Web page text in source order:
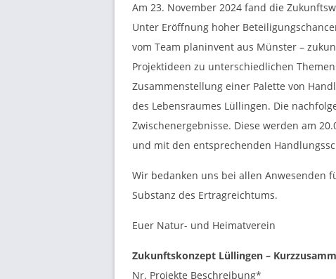
D
E
D
O
R
F
Am 23. November 2024 fand die
Unter Eröffnung hoher
vom Team planinvent aus Münster –
Projektideen zu unterschiedlichen
Zusammenstellung einer Palette von
des Lebensraumes Lüllingen. Die
Zwischenergebnisse. Diese werden am
und mit den entsprechenden
Wir bedanken uns bei allen Anwesenden
Substanz des Ertragreichtums.
Euer Natur- und Heimatverein
Zukunftskonzept Lüllingen –
Nr. Projekte Beschreibung*